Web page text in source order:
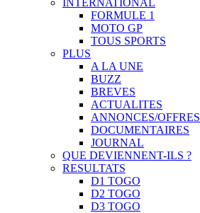
INTERNATIONAL
FORMULE 1
MOTO GP
TOUS SPORTS
PLUS
A LA UNE
BUZZ
BREVES
ACTUALITES
ANNONCES/OFFRES
DOCUMENTAIRES
JOURNAL
QUE DEVIENNENT-ILS ?
RESULTATS
D1 TOGO
D2 TOGO
D3 TOGO